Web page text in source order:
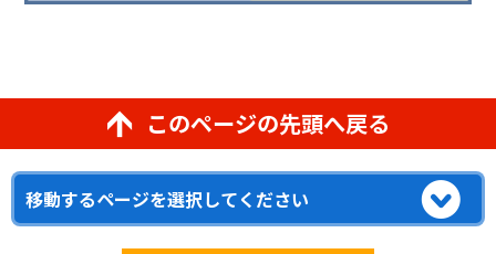
このページの先頭へ戻る